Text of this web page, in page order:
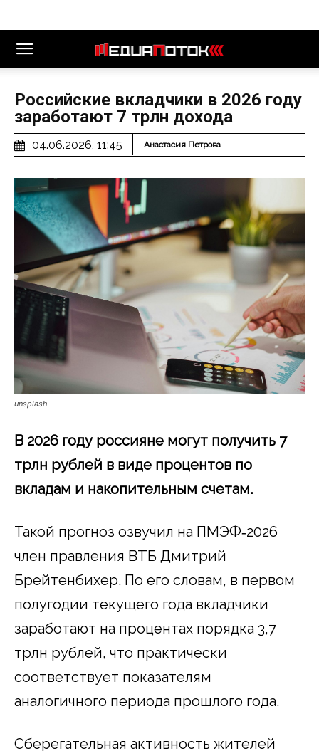
Российские вкладчики в 2026 году
заработают 7 трлн дохода
04.06.2026, 11:45 Анастасия Петрова
unsplash
В 2026 году россияне могут получить 7
трлн рублей в виде процентов по
вкладам и накопительным счетам.
Такой прогноз озвучил на ПМЭФ‑2026
член правления ВТБ Дмитрий
Брейтенбихер. По его словам, в первом
полугодии текущего года вкладчики
заработают на процентах порядка 3,7
трлн рублей, что практически
соответствует показателям
аналогичного периода прошлого года.
Сберегательная активность жителей